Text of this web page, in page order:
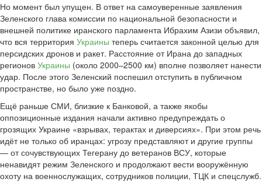
Но момент был упущен. В ответ на самоуверенные заявления
Зеленского глава комиссии по национальной безопасности и
внешней политике иранского парламента Ибрахим Азизи объявил,
что вся территория Украины теперь считается законной целью для
персидских дронов и ракет. Расстояние от Ирана до западных
регионов Украины (около 2000–2500 км) вполне позволяет нанести
удар. После этого Зеленский поспешил отступить в публичном
пространстве, но было уже поздно.
Ещё раньше СМИ, близкие к Банковой, а также якобы
оппозиционные издания начали активно предупреждать о
грозящих Украине «взрывах, терактах и диверсиях». При этом речь
идёт не только об иранцах: угрозу представляют и другие группы
— от сочувствующих Тегерану до ветеранов ВСУ, которые
ненавидят режим Зеленского и продолжают вести вооружённую
охоту на военнослужащих, сотрудников полиции, ТЦК и спецслужб.